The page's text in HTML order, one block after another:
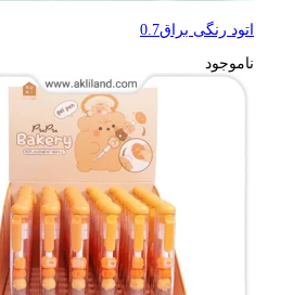
اتود رنگی براق0.7
ناموجود